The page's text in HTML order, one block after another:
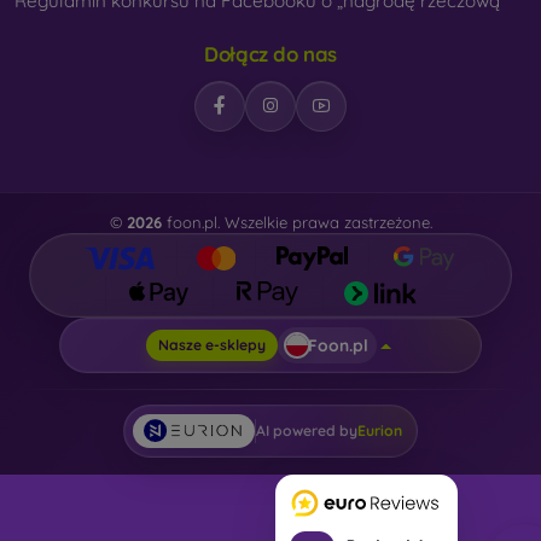
Dołącz do nas
© 2026foon.pl. Wszelkie prawa zastrzeżone.
Nasze e-sklepy Foon.pl
AI powered byEurion